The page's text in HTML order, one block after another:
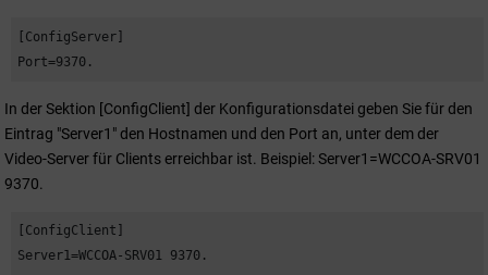
[ConfigServer]
Port=9370.
In der Sektion [ConfigClient] der Konfigurationsdatei geben Sie für den
Eintrag "Server1" den Hostnamen und den Port an, unter dem der
Video-Server für Clients erreichbar ist. Beispiel: Server1=WCCOA-SRV01
9370.
[ConfigClient]
Server1=WCCOA-SRV01 9370.